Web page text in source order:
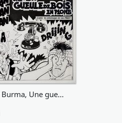
Tardi, Nestor Burma, Une gueule de bois en plomb